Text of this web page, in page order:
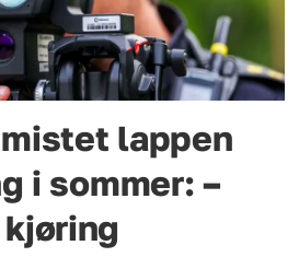
lappen
i sommer: –